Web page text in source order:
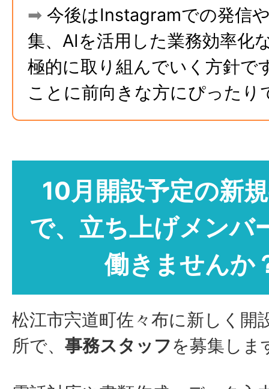
➡ 今後はInstagramでの発信
集、AIを活用した業務効率化
極的に取り組んでいく方針で
ことに前向きな方にぴったり
10月開設予定の新
で、立ち上げメンバ
働きませんか
松江市宍道町佐々布に新しく開
所で、 事務スタッフを募集しま